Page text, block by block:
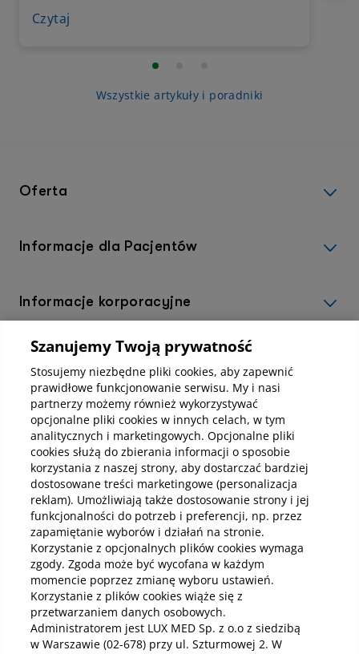
techniki operacyjnej oraz późniejszej
rekonwalescencji? Na czym polega
procedury z zakresu dermatologii estetycznej?
O tym w artykule.
Czytaj
Wszystkie artykuły i poradniki
Oferta
Informacje dla Pacjentów
Informacje korporacyjne
Kup abonamenty online
Kup online
Pobierz aplikację mobilną
Szanujemy Twoją prywatność
Stosujemy niezbędne pliki cookies, aby zapewnić
prawidłowe funkcjonowanie serwisu. My i nasi
partnerzy możemy również wykorzystywać
opcjonalne pliki cookies w innych celach, w tym
analitycznych i marketingowych. Opcjonalne pliki
cookies służą do zbierania informacji o sposobie
korzystania z naszej strony, aby dostarczać bardziej
dostosowane treści marketingowe (personalizacja
reklam). Umożliwiają także dostosowanie strony i jej
funkcjonalności do potrzeb i preferencji, np. przez
zapamiętanie wyborów i działań na stronie.
Korzystanie z opcjonalnych plików cookies wymaga
zgody. Zgoda może być wycofana w każdym
momencie poprzez zmianę wyboru ustawień.
Korzystanie z plików cookies wiąże się z
przetwarzaniem danych osobowych.
Administratorem jest LUX MED Sp. z o.o z siedzibą
w Warszawie (02-678) przy ul. Szturmowej 2. W